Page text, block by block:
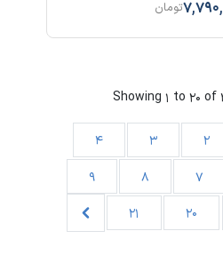
تومان
Showing 1 to 20 of
2
3
4
7
8
9
20
21